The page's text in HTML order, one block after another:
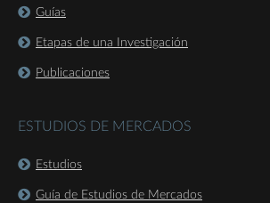
Guías
Etapas de una Investigación
Publicaciones
ESTUDIOS DE MERCADOS
Estudios
Guía de Estudios de Mercados